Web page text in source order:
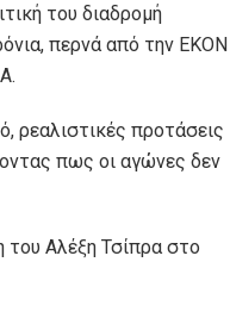
του διαδρομή
περνά από την ΕΚΟΝ
ρεαλιστικές προτάσεις
πως οι αγώνες δεν
Αλέξη Τσίπρα στο